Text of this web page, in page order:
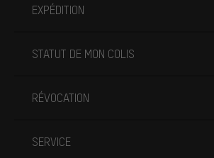
EXPÉDITION
STATUT DE MON COLIS
RÉVOCATION
SERVICE